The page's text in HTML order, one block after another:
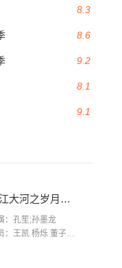
8.3
8.6
9.2
8.1
9.1
大江大河之岁月如歌
：孔笙;孙墨龙
杨烁 董子健 杨采钰 张佳宁 练练 林栋甫 房子斌